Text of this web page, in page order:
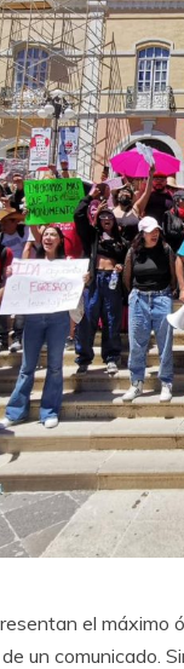
el máximo
un comunicado.